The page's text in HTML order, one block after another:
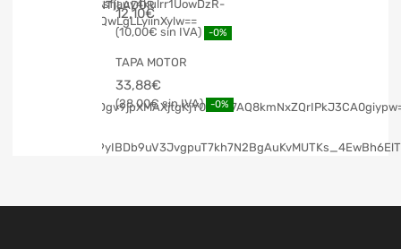
12,10€
10,00€ -0%
TAPA MOTOR
33,88€
28,00€ -0%